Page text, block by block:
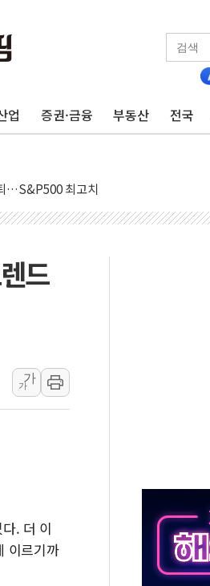
업 증권·금융 부동산 전국
석 재역전 vs 정청래 격차 확대'
…S&P500 최고치
지 의혹 소명" 요구
동결 전망 우세
결… 이스라엘·이란 위협에 맞설 자체 억
이상 '올스톱'… 美 해상봉쇄 영향
개입했나" 촉각
쇼크에 반도체주 '활짝'
자 7359명 끝까지 찾겠다"
엔 톤 낮춰
포항시 '시끌'
드
가
가
. 더 이
이르기까